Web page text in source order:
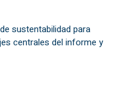
sustentabilidad para
centrales del informe y